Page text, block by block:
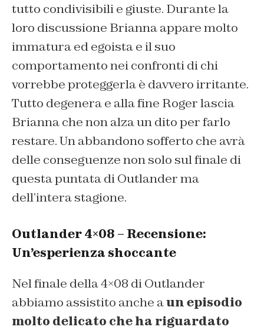
tutto condivisibili e giuste. Durante la
loro discussione Brianna appare molto
immatura ed egoista e il suo
comportamento nei confronti di chi
vorrebbe proteggerla è davvero irritante.
Tutto degenera e alla fine Roger lascia
Brianna che non alza un dito per farlo
restare. Un abbandono sofferto che avrà
delle conseguenze non solo sul finale di
questa puntata di Outlander ma
dell’intera stagione.
Outlander 4×08 – Recensione:
Un’esperienza shoccante
Nel finale della 4×08 di Outlander
abbiamo assistito anche aun episodio
molto delicato che ha riguardato